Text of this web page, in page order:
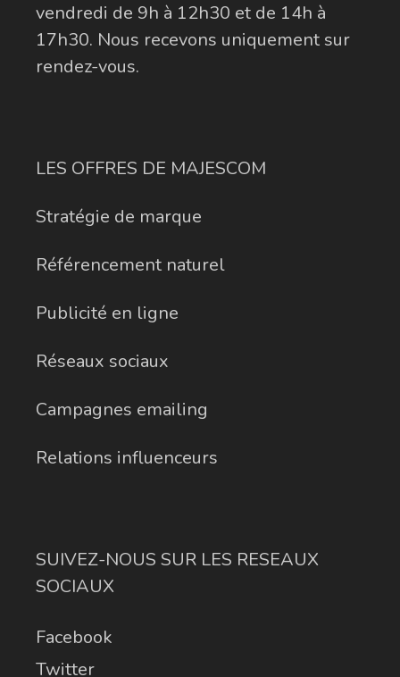
vendredi de 9h à 12h30 et de 14h à
17h30. Nous recevons uniquement sur
rendez-vous.
LES OFFRES DE MAJESCOM
Stratégie de marque
Référencement naturel
Publicité en ligne
Réseaux sociaux
Campagnes emailing
Relations influenceurs
SUIVEZ-NOUS SUR LES RESEAUX
SOCIAUX
Facebook
Twitter